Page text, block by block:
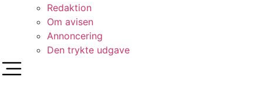
Redaktion
Om avisen
Annoncering
Den trykte udgave